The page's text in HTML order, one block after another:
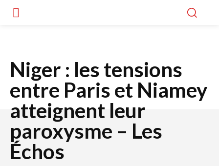
Niger : les tensions
entre Paris et Niamey
atteignent leur
paroxysme – Les
Échos